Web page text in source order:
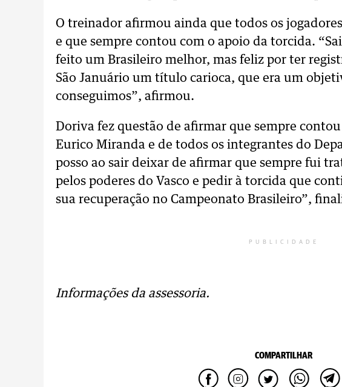
O treinador afirmou ainda que todos os
e que sempre contou com o apoio da torcida.
feito um Brasileiro melhor, mas feliz por ter
São Januário um título carioca, que era um
conseguimos”, afirmou.
Doriva fez questão de afirmar que sempre
Eurico Miranda e de todos os integrantes do
posso ao sair deixar de afirmar que sempre fui
pelos poderes do Vasco e pedir à torcida que
sua recuperação no Campeonato Brasileiro”,
PUBLICIDADE
Informações da assessoria.
COMPARTILHAR